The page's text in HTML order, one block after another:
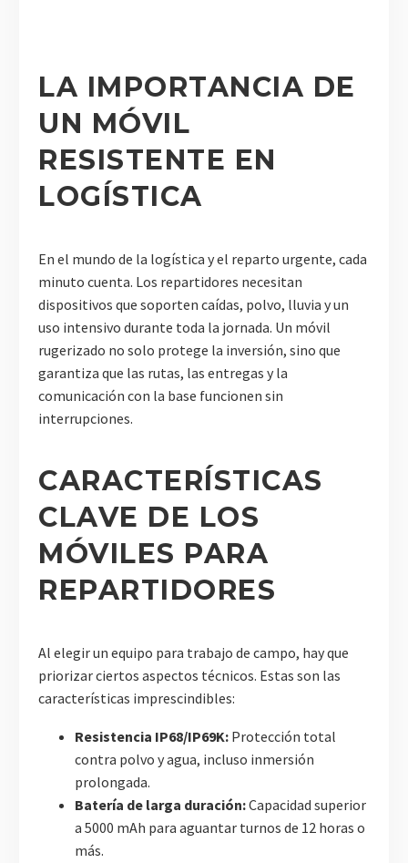
LA IMPORTANCIA DE
UN MÓVIL
RESISTENTE EN
LOGÍSTICA
En el mundo de la logística y el reparto urgente, cada
minuto cuenta. Los repartidores necesitan
dispositivos que soporten caídas, polvo, lluvia y un
uso intensivo durante toda la jornada. Un móvil
rugerizado no solo protege la inversión, sino que
garantiza que las rutas, las entregas y la
comunicación con la base funcionen sin
interrupciones.
CARACTERÍSTICAS
CLAVE DE LOS
MÓVILES PARA
REPARTIDORES
Al elegir un equipo para trabajo de campo, hay que
priorizar ciertos aspectos técnicos. Estas son las
características imprescindibles:
Resistencia IP68/IP69K: Protección total
contra polvo y agua, incluso inmersión
prolongada.
Batería de larga duración:Capacidad superior
a 5000 mAh para aguantar turnos de 12 horas o
más.